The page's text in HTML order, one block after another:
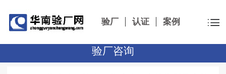
验厂 认证 案例
验厂咨询